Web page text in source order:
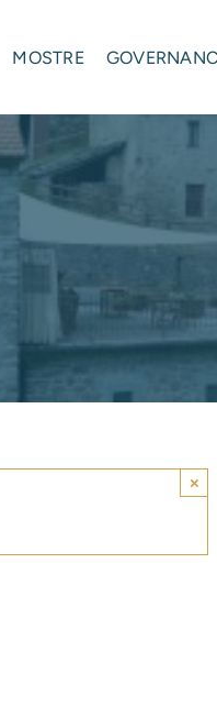
MOSTRE
×